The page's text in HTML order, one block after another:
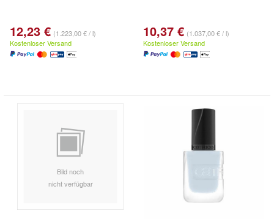
12,23 € (1.223,00 € / l)
Kostenloser Versand
10,37 € (1.037,00 € / l)
Kostenloser Versand
Bild noch
nicht verfügbar